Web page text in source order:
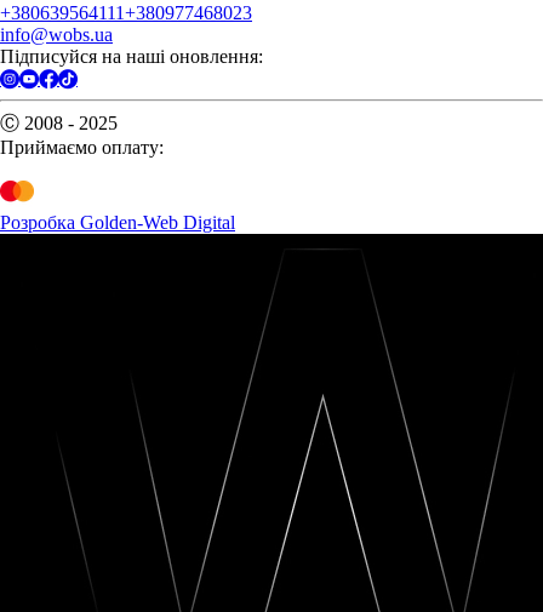
+380639564111+380977468023
info@wobs.ua
Підписуйся на наші оновлення:
Ⓒ 2008 - 2025
Приймаємо оплату:
Розробка Golden-Web Digital